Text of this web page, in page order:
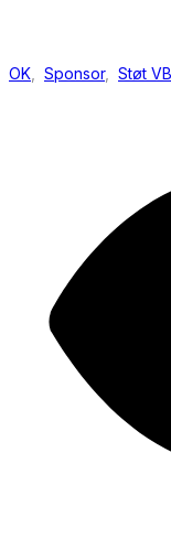
OK Sponsor, Støt